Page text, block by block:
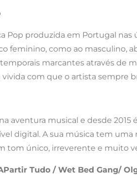
Pop produzida em Portugal
feminino, como ao masculino,
marcantes através de
vivida com que o artista sempre
aventura musical e desde
digital. A sua música tem uma
tom único, irreverente e muito
Tudo / Wet Bed Gang/